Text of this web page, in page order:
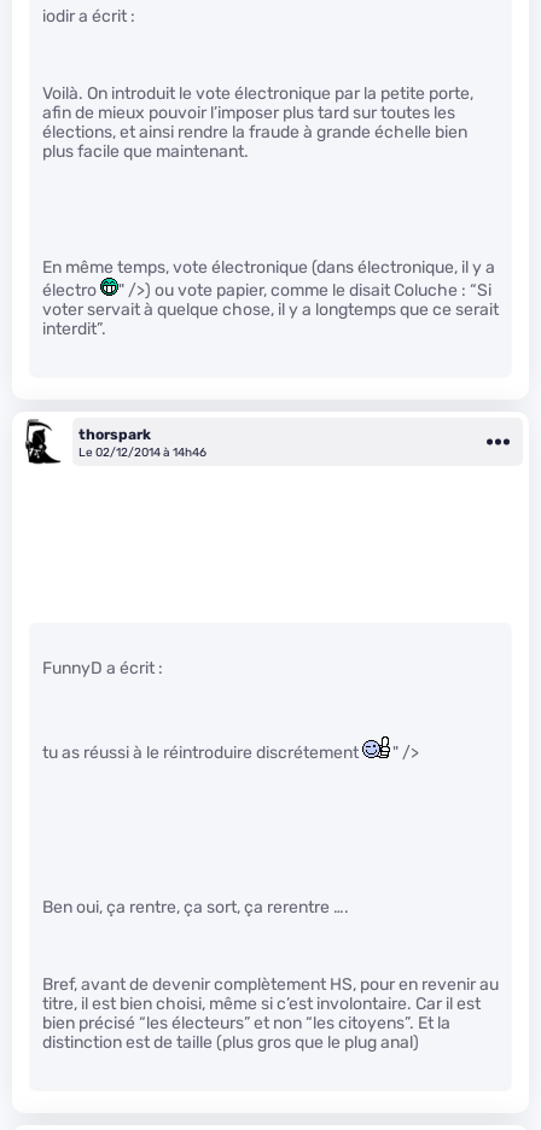
iodir a écrit :
Voilà. On introduit le vote électronique par la petite porte,
afin de mieux pouvoir l’imposer plus tard sur toutes les
élections, et ainsi rendre la fraude à grande échelle bien
plus facile que maintenant.
En même temps, vote électronique (dans électronique, il y a
électro
" />) ou vote papier, comme le disait Coluche : “Si
voter servait à quelque chose, il y a longtemps que ce serait
interdit”.
thorspark
Le 02/12/2014 à 14h46
FunnyD a écrit :
tu as réussi à le réintroduire discrétement " />
Ben oui, ça rentre, ça sort, ça rerentre ….
Bref, avant de devenir complètement HS, pour en revenir au
titre, il est bien choisi, même si c’est involontaire. Car il est
bien précisé “les électeurs” et non “les citoyens”. Et la
distinction est de taille (plus gros que le plug anal)